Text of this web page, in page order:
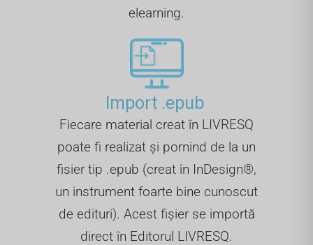
elearning.
Import .epub ​
Fiecare material creat în LIVRESQ
poate fi realizat și pornind de la un
fisier tip .epub (creat în InDesign®,
un instrument foarte bine cunoscut
de edituri). Acest fișier se importă
direct în Editorul LIVRESQ.